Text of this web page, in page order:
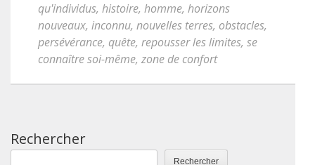
qu'individus, histoire, homme, horizons
nouveaux, inconnu, nouvelles terres, obstacles,
persévérance, quête, repousser les limites, se
connaître soi-même, zone de confort
Rechercher
Rechercher